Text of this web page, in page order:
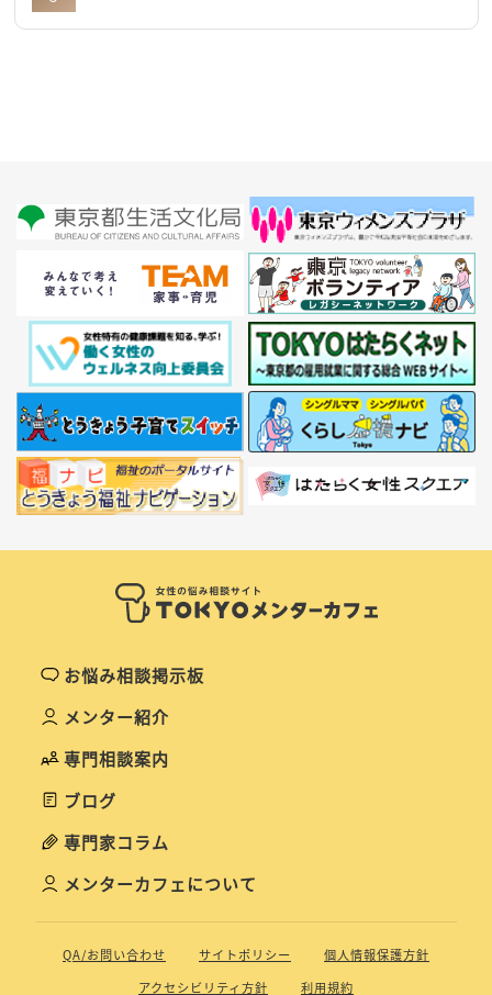
お悩み相談掲示板
メンター紹介
専門相談案内
ブログ
専門家コラム
メンターカフェについて
QA/お問い合わせ サイトポリシー
個人情報保護方針
アクセシビリティ方針
利用規約